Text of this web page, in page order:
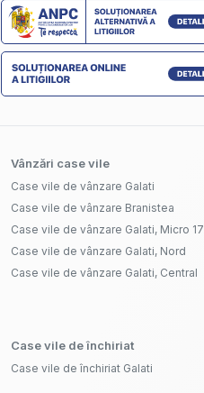
Vânzări case vile
Case vile de vânzare Galati
Case vile de vânzare Branistea
Case vile de vânzare Galati, Micro 17
Case vile de vânzare Galati, Nord
Case vile de vânzare Galati, Central
Case vile de închiriat
Case vile de închiriat Galati